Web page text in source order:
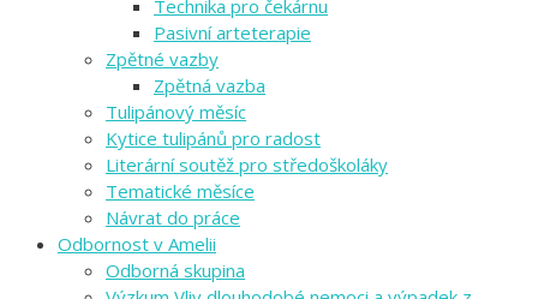
Technika pro čekárnu
Pasivní arteterapie
Zpětné vazby
Zpětná vazba
Tulipánový měsíc
Kytice tulipánů pro radost
Literární soutěž pro středoškoláky
Tematické měsíce
Návrat do práce
Odbornost v Amelii
Odborná skupina